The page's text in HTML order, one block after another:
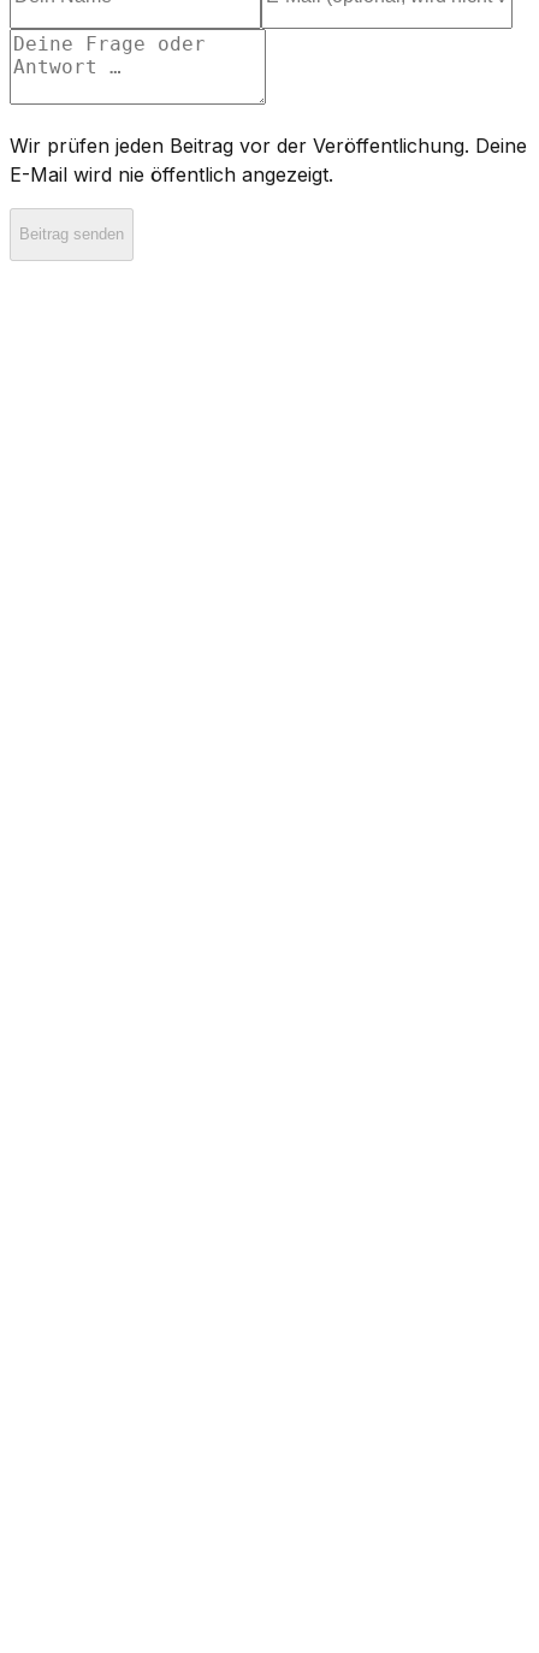
Wir prüfen jeden Beitrag vor der Veröffentlichung. Deine
E-Mail wird nie öffentlich angezeigt.
Beitrag senden